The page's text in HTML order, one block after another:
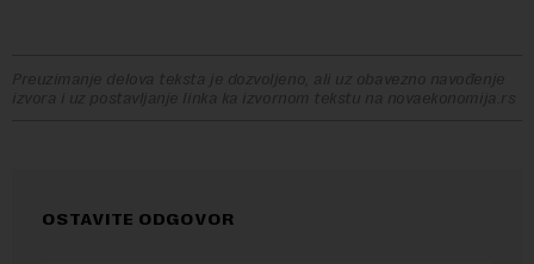
Preuzimanje delova teksta je dozvoljeno, ali uz obavezno navođenje
izvora i uz postavljanje linka ka izvornom tekstu na novaekonomija.rs
OSTAVITE ODGOVOR